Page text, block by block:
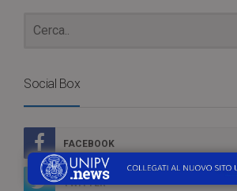
Social Box
FACEBOOK
TWITTER